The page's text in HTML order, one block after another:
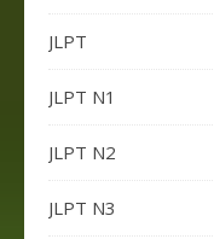
JLPT
JLPT N1
JLPT N2
JLPT N3